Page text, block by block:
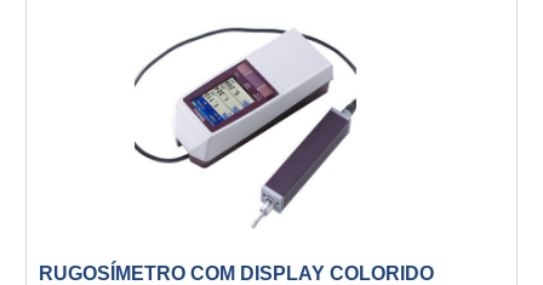
comerciais.Conheça mais informações do
produto Baixo custo, Material de alta
resistência, Com cores e tamanhos persona....
RUGOSÍMETRO COM DISPLAY COLORIDO